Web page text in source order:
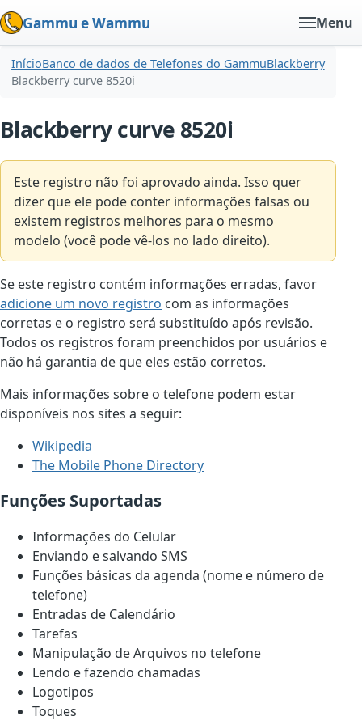
Gammu e Wammu Menu
InícioBanco de dados de Telefones do GammuBlackberry
Blackberry curve 8520i
Blackberry curve 8520i
Este registro não foi aprovado ainda. Isso quer
dizer que ele pode conter informações falsas ou
existem registros melhores para o mesmo
modelo (você pode vê-los no lado direito).
Se este registro contém informações erradas, favor
adicione um novo registro com as informações
corretas e o registro será substituído após revisão.
Todos os registros foram preenchidos por usuários e
não há garantia de que eles estão corretos.
Mais informações sobre o telefone podem estar
disponíveis nos sites a seguir:
Wikipedia
The Mobile Phone Directory
Funções Suportadas
Informações do Celular
Enviando e salvando SMS
Funções básicas da agenda (nome e número de
telefone)
Entradas de Calendário
Tarefas
Manipulação de Arquivos no telefone
Lendo e fazendo chamadas
Logotipos
Toques